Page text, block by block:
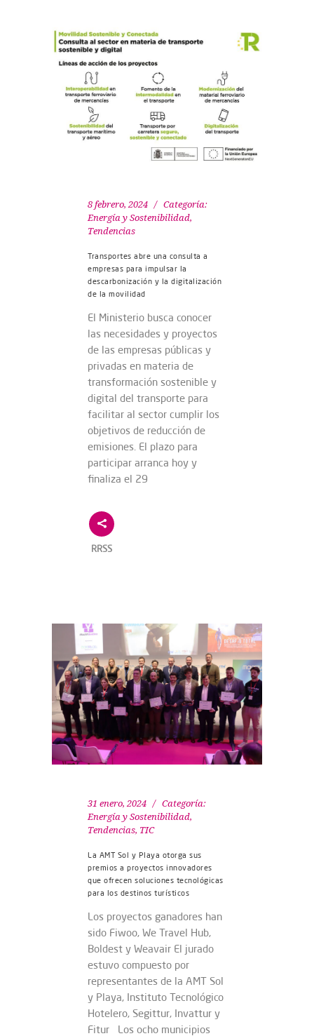
8 febrero, 2024
Categoría:
Energía y Sostenibilidad,
Tendencias
Transportes abre una consulta a
empresas para impulsar la
descarbonización y la digitalización
de la movilidad
El Ministerio busca conocer
las necesidades y proyectos
de las empresas públicas y
privadas en materia de
transformación sostenible y
digital del transporte para
facilitar al sector cumplir los
objetivos de reducción de
emisiones. El plazo para
participar arranca hoy y
finaliza el 29
RRSS
31 enero, 2024
Categoría:
Energía y Sostenibilidad,
Tendencias, TIC
La AMT Sol y Playa otorga sus
premios a proyectos innovadores
que ofrecen soluciones tecnológicas
para los destinos turísticos
Los proyectos ganadores han
sido Fiwoo, We Travel Hub,
Boldest y Weavair El jurado
estuvo compuesto por
representantes de la AMT Sol
y Playa, Instituto Tecnológico
Hotelero, Segittur, Invattur y
Fitur Los ocho municipios